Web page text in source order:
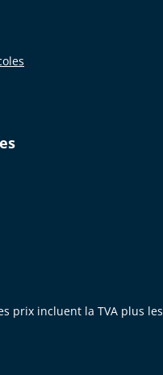
prix incluent la TVA plus les